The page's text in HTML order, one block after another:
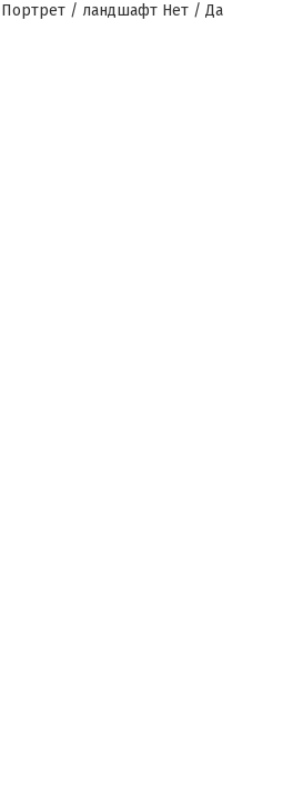
/ ландшафт Нет / Да